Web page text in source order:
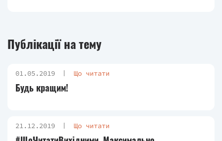
Публікації на тему
01.05.2019 Що читати
Будь кращим!
21.12.2019 Що читати